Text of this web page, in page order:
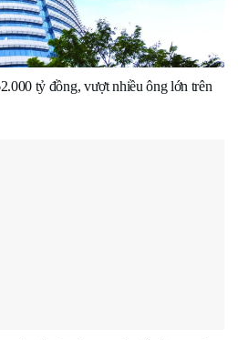
tỷ đồng, vượt nhiều ông lớn trên